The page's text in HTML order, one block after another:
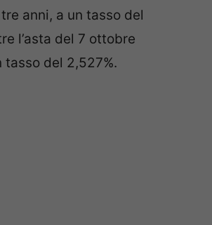
anni, a un tasso del
l’asta del 7 ottobre
del 2,527%.